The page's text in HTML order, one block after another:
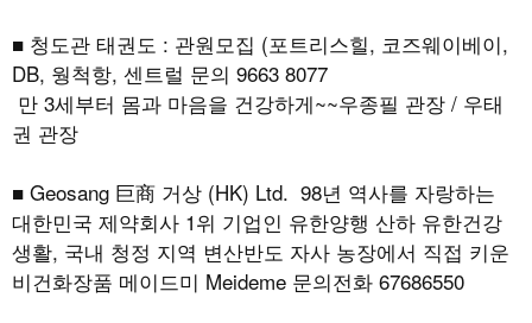
■ 청도관 태권도 : 관원모집 (포트리스힐, 코즈웨이베이,
DB, 웡척항, 센트럴 문의 9663 8077
만 3세부터 몸과 마음을 건강하게~~우종필 관장 / 우태
권 관장
■ Geosang 巨商 거상 (HK) Ltd. 98년 역사를 자랑하는
대한민국 제약회사 1위 기업인 유한양행 산하 유한건강
생활, 국내 청정 지역 변산반도 자사 농장에서 직접 키운
비건화장품 메이드미 Meideme 문의전화 67686550